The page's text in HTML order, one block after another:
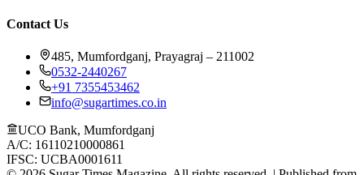
Contact Us
485, Mumfordganj, Prayagraj – 211002
0532-2440267
+91 7355453462
info@sugartimes.co.in
UCO Bank, Mumfordganj
A/C: 16110210000861
IFSC: UCBA0001611